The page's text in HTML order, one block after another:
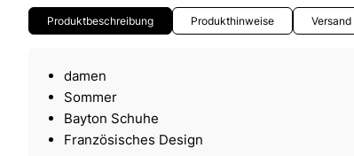
Produktbeschreibung Produkthinweise Versand
damen
Sommer
Bayton Schuhe
Französisches Design